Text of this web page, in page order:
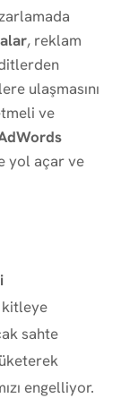
, reklam
ulaşmasını
ve
yol açar ve
sahte
engelliyor.